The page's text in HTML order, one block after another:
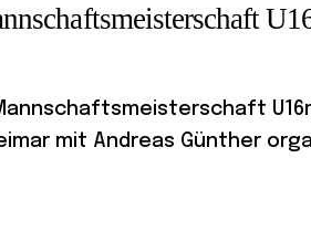
mit Andreas Günther